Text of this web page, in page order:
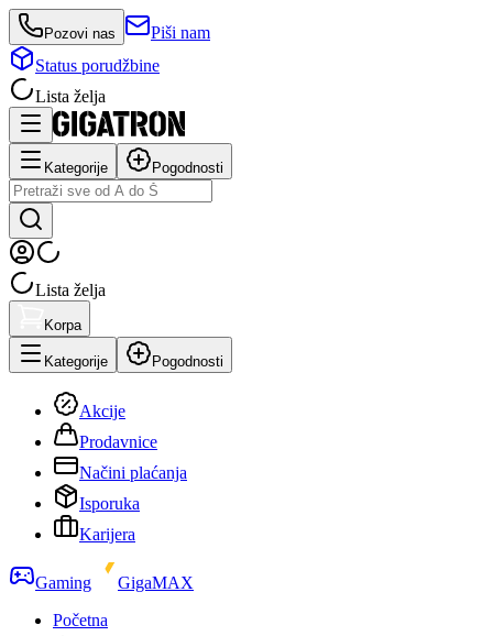
Pozovi nas
Piši nam
Status porudžbine
Lista želja
Kategorije Pogodnosti
Lista želja
Korpa
Kategorije Pogodnosti
Akcije
Prodavnice
Načini plaćanja
Isporuka
Karijera
Gaming
GigaMAX
Početna